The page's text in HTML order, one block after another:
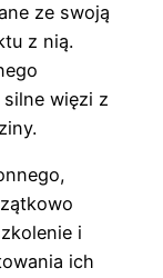
ze swoją
z nią.
więzi z
i
ich